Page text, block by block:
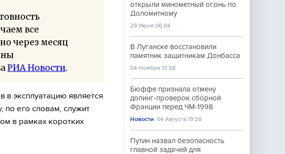
все
через месяц
РИА Новости.
в эксплуатацию является
по его словам, служит
в рамках коротких
открыли минометный огонь по
Доломитному
29 Июня 06:04
В Луганске восстановили
памятник защитникам Донбасса
04 Ноября 13:58
Бюффе признала отмену
допинг-проверок сборной
Франции перед ЧМ-1998
Новости 04 Августа 19:28
Путин назвал безопасность
главной задачей для